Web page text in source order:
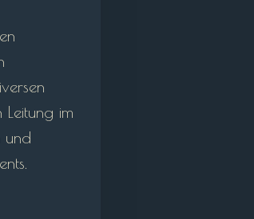
Leitung im
und